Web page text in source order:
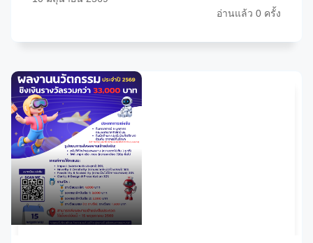
อ่านแล้ว 0 ครั้ง